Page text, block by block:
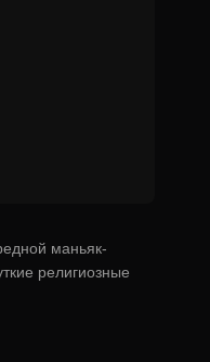
маньяк-
религиозные